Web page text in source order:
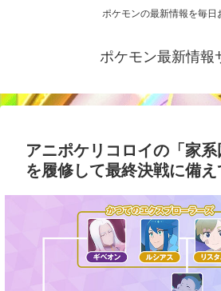
ポケモンの最新情報を毎日
ポケモン最新情報
アニポケリコロイの「家
を履修して最終決戦に備え